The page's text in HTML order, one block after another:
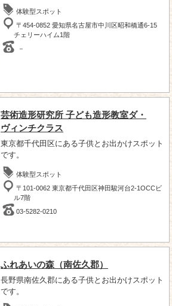
体験型スポット
〒454-0852 愛知県名古屋市中川区昭和橋通6-15
チェリーハイム1階
－
芸術造形研究所 子ども造形教室ダ・
ヴィンチクラス
東京都千代田区にある子供とお出かけスポット
です。
体験型スポット
〒101-0062 東京都千代田区神田駿河台2-1OCCビ
ル7階
03-5282-0210
ふれあいの森（南佐久郡）
長野県南佐久郡にある子供とお出かけスポット
です。